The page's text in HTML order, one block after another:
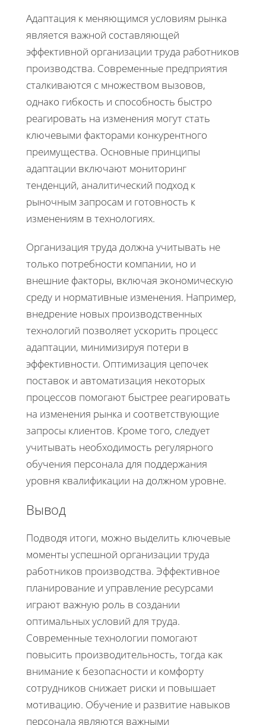
Адаптация к меняющимся условиям рынка
является важной составляющей
эффективной организации труда работников
производства. Современные предприятия
сталкиваются с множеством вызовов,
однако гибкость и способность быстро
реагировать на изменения могут стать
ключевыми факторами конкурентного
преимущества. Основные принципы
адаптации включают мониторинг
тенденций, аналитический подход к
рыночным запросам и готовность к
изменениям в технологиях.
Организация труда должна учитывать не
только потребности компании, но и
внешние факторы, включая экономическую
среду и нормативные изменения. Например,
внедрение новых производственных
технологий позволяет ускорить процесс
адаптации, минимизируя потери в
эффективности. Оптимизация цепочек
поставок и автоматизация некоторых
процессов помогают быстрее реагировать
на изменения рынка и соответствующие
запросы клиентов. Кроме того, следует
учитывать необходимость регулярного
обучения персонала для поддержания
уровня квалификации на должном уровне.
Вывод
Подводя итоги, можно выделить ключевые
моменты успешной организации труда
работников производства. Эффективное
планирование и управление ресурсами
играют важную роль в создании
оптимальных условий для труда.
Современные технологии помогают
повысить производительность, тогда как
внимание к безопасности и комфорту
сотрудников снижает риски и повышает
мотивацию. Обучение и развитие навыков
персонала являются важными